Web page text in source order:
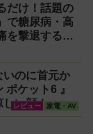
のスポーツ現
1台置くべき
だけ！話題の
で糖尿病・高
を撃退する簡
年最新版】
いのに首元か
ケット6 』
しい顔！
レビュー 家電・AV